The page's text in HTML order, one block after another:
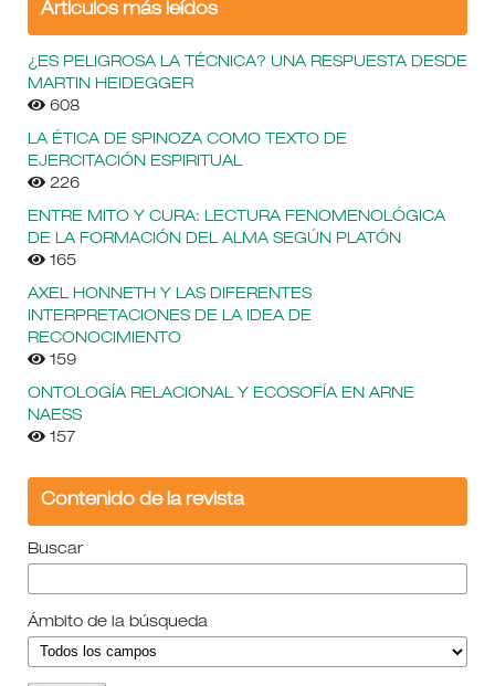
Árticulos más leídos
¿ES PELIGROSA LA TÉCNICA? UNA RESPUESTA DESDE
MARTIN HEIDEGGER
608
LA ÉTICA DE SPINOZA COMO TEXTO DE
EJERCITACIÓN ESPIRITUAL
226
ENTRE MITO Y CURA: LECTURA FENOMENOLÓGICA
DE LA FORMACIÓN DEL ALMA SEGÚN PLATÓN
165
AXEL HONNETH Y LAS DIFERENTES
INTERPRETACIONES DE LA IDEA DE
RECONOCIMIENTO
159
ONTOLOGÍA RELACIONAL Y ECOSOFÍA EN ARNE
NAESS
157
Contenido de la revista
Buscar
Ámbito de la búsqueda